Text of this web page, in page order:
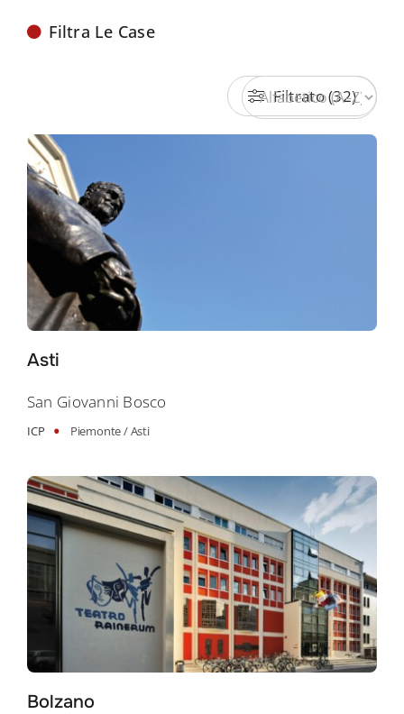
Filtra Le Case
Filtrato (32)
Asti
San Giovanni Bosco
ICP • Piemonte /Asti
Bolzano